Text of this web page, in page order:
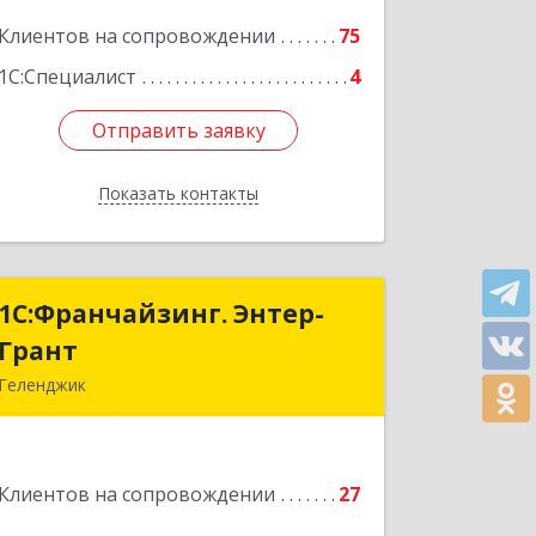
Клиентов на сопровождении
75
1С:Специалист
4
Отправить заявку
Показать контакты
Подробнее
Отправить заявку
Назад
1С:Франчайзинг. Энтер-
Грант
Геленджик
Клиентов на сопровождении 27
1С:Франчайзинг. Энтер-
Подробнее